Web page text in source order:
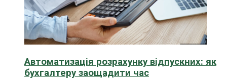
Автоматизація розрахунку відпускних: як
бухгалтеру заощадити час